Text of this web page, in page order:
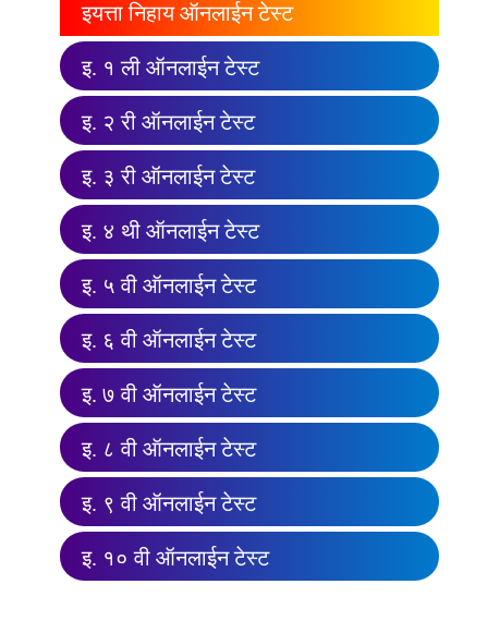
इयत्ता निहाय ऑनलाईन टेस्ट
इ. १ ली ऑनलाईन टेस्ट
इ. २ री ऑनलाईन टेस्ट
इ. ३ री ऑनलाईन टेस्ट
इ. ४ थी ऑनलाईन टेस्ट
इ. ५ वी ऑनलाईन टेस्ट
इ. ६ वी ऑनलाईन टेस्ट
इ. ७ वी ऑनलाईन टेस्ट
इ. ८ वी ऑनलाईन टेस्ट
इ. ९ वी ऑनलाईन टेस्ट
इ. १० वी ऑनलाईन टेस्ट